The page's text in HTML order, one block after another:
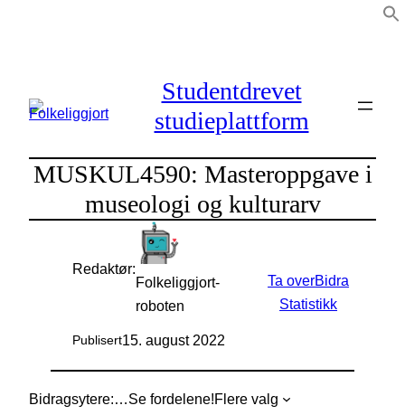
Studentdrevet
studieplattform
MUSKUL4590: Masteroppgave i
museologi og kulturarv
Redaktør:
Folkeliggjort-
roboten
Publisert15. august 2022
Ta overBidra
Statistikk
Bidragsytere: Se fordelene!Flere valg